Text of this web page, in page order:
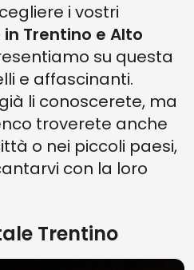
i vostri
Trentino e Alto
su questa
e affascinanti.
li conoscerete, ma
troverete anche
o nei piccoli paesi,
con la loro
Trentino